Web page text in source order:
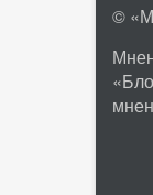
©